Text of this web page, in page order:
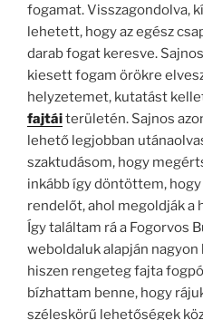
fogamat. Visszagondolva,
lehetett, hogy az egész
darab fogat keresve.
kiesett fogam örökre
helyzetemet, kutatást
fajtáiterületén. Sajnos
lehető legjobban
szaktudásom, hogy
inkább így döntöttem,
rendelőt, ahol megoldják a
Így találtam rá a Fogorvos
weboldaluk alapján
hiszen rengeteg fajta
bízhattam benne, hogy
széleskörű lehetőségek